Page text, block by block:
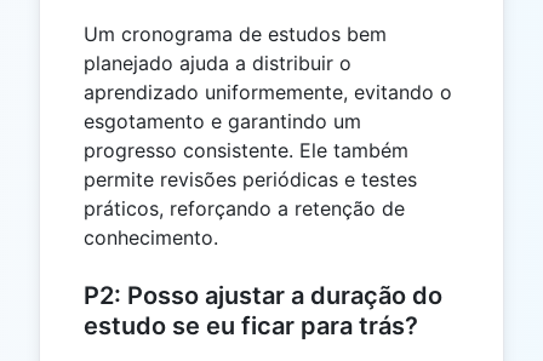
Um cronograma de estudos bem
planejado ajuda a distribuir o
aprendizado uniformemente, evitando o
esgotamento e garantindo um
progresso consistente. Ele também
permite revisões periódicas e testes
práticos, reforçando a retenção de
conhecimento.
P2: Posso ajustar a duração do
estudo se eu ficar para trás?